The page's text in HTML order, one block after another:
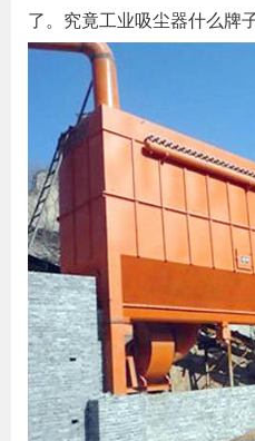
了。究竟工业吸尘器什么牌